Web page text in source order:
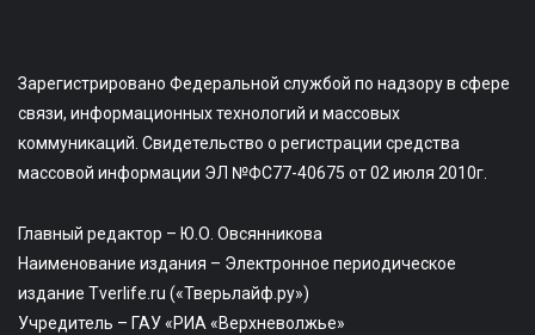
Зарегистрировано Федеральной службой по надзору в сфере
связи, информационных технологий и массовых
коммуникаций. Свидетельство о регистрации средства
массовой информации ЭЛ №ФС77-40675 от 02 июля 2010г.
Главный редактор – Ю.О. Овсянникова
Наименование издания – Электронное периодическое
издание Tverlife.ru («Тверьлайф.ру»)
Учредитель – ГАУ «РИА «Верхневолжье»